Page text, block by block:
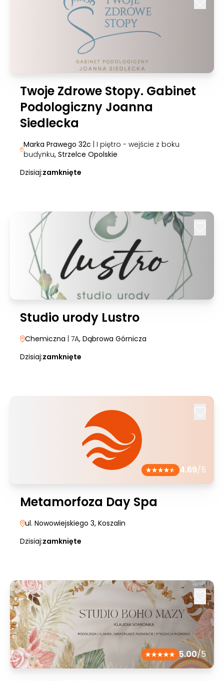
Twoje Zdrowe Stopy. Gabinet
Podologiczny Joanna
Siedlecka
Marka Prawego 32c | I piętro - wejście z boku
budynku, Strzelce Opolskie
Dzisiaj:zamknięte
Studio urody Lustro
Chemiczna | 7A, Dąbrowa Górnicza
Dzisiaj:zamknięte
4.69/5
Metamorfoza Day Spa
ul. Nowowiejskiego 3, Koszalin
Dzisiaj:zamknięte
5.00/5